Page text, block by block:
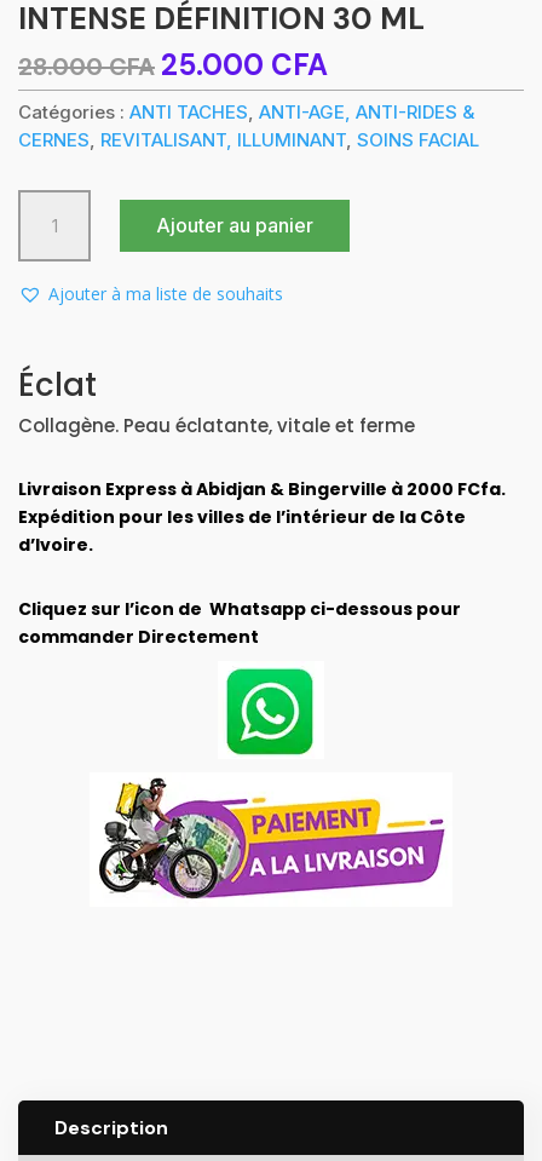
INTENSE DÉFINITION 30 ML
28.000CFA Le
prix
initial
était :
25.000 CFALe
prix
actuel
est :
Catégories : ANTI TACHES, ANTI-AGE, ANTI-RIDES &
CERNES, REVITALISANT, ILLUMINANT, SOINS FACIAL
CONTOUR
DES
INTENSE
DÉFINITION
30
Ajouter au panier
Ajouter à ma liste de souhaits
Éclat
Collagène. Peau éclatante, vitale et ferme
Livraison Express à Abidjan & Bingerville à 2000 FCfa.
Expédition pour les villes de l’intérieur de la Côte
d’Ivoire.
Cliquez sur l’icon de Whatsapp ci-dessous pour
commander Directement
Description